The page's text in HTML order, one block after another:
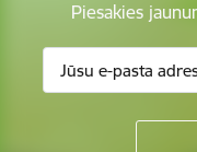
Piesakies